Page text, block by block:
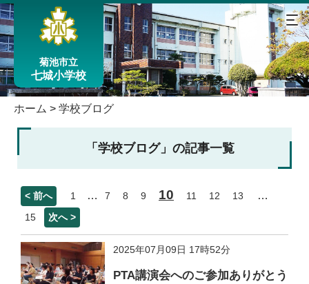
菊池市立
七城小学校
ホーム > 学校ブログ
「学校ブログ」の記事一覧
< 前へ 1 … 7 8 9 10 11 12 13 …
15 次へ >
2025年07月09日 17時52分
PTA講演会へのご参加ありがとう